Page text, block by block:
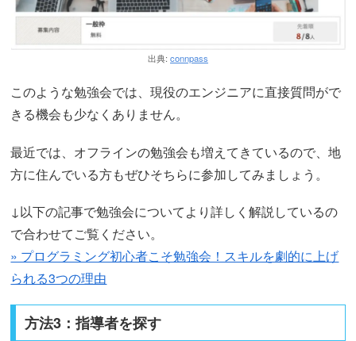
出典: connpass
このような勉強会では、現役のエンジニアに直接質問がで
きる機会も少なくありません。
最近では、オフラインの勉強会も増えてきているので、地
方に住んでいる方もぜひそちらに参加してみましょう。
↓以下の記事で勉強会についてより詳しく解説しているの
で合わせてご覧ください。
» プログラミング初心者こそ勉強会！スキルを劇的に上げ
られる3つの理由
方法3：指導者を探す